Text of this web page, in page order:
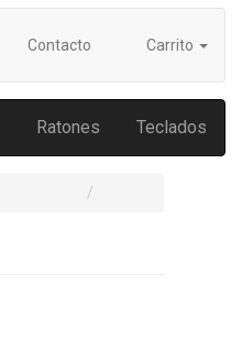
Contacto Carrito
Ratones Teclados